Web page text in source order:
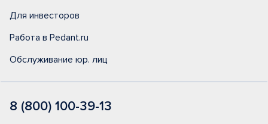
Для инвесторов
Работа в Pedant.ru
Обслуживание юр. лиц
8 (800) 100-39-13